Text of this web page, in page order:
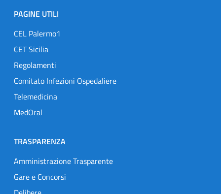
PAGINE UTILI
CEL Palermo1
CET Sicilia
Regolamenti
Comitato Infezioni Ospedaliere
Telemedicina
MedOral
TRASPARENZA
Amministrazione Trasparente
Gare e Concorsi